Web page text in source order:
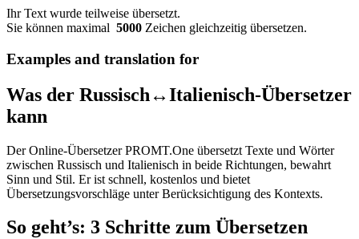
Ihr Text wurde teilweise übersetzt.
Sie können maximal 5000 Zeichen gleichzeitig übersetzen.
Examples and translation for
Was der Russisch↔Italienisch-Übersetzer
kann
Der Online-Übersetzer PROMT.One übersetzt Texte und Wörter
zwischen Russisch und Italienisch in beide Richtungen, bewahrt
Sinn und Stil. Er ist schnell, kostenlos und bietet
Übersetzungsvorschläge unter Berücksichtigung des Kontexts.
So geht’s: 3 Schritte zum Übersetzen